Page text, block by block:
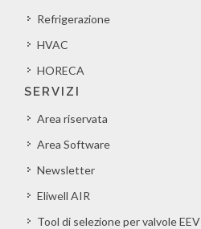
Refrigerazione
HVAC
HORECA
SERVIZI
Area riservata
Area Software
Newsletter
Eliwell AIR
Tool di selezione per valvole EEV